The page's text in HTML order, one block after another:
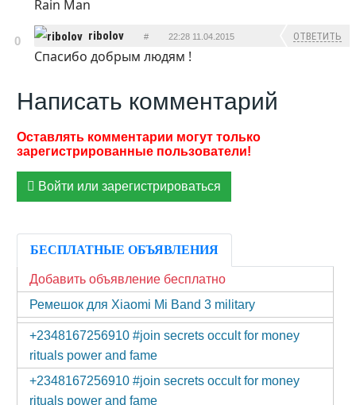
Rain Man
0 ribolov # 22:28 11.04.2015 ОТВЕТИТЬ
Спасибо добрым людям !
Написать комментарий
Войти или зарегистрироваться
БЕСПЛАТНЫЕ ОБЪЯВЛЕНИЯ
Добавить объявление бесплатно
Ремешок для Xiaomi Mi Band 3 military
+2348167256910 #join secrets occult for money
rituals power and fame
+2348167256910 #join secrets occult for money
rituals power and fame